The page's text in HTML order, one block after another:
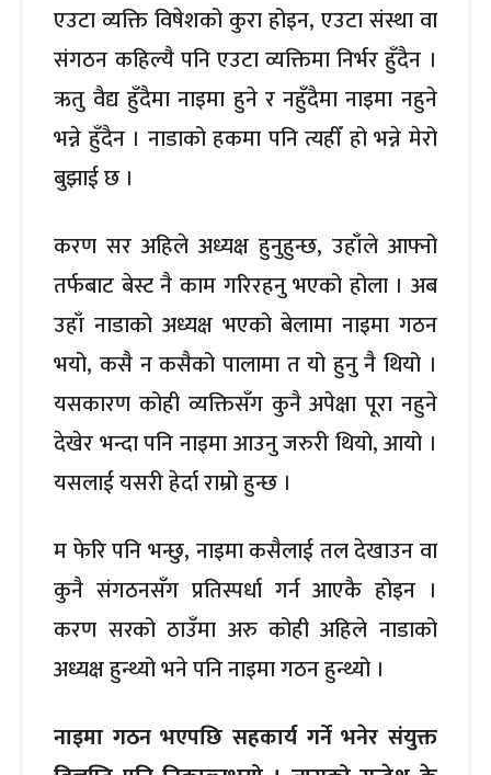
एउटा व्यक्ति विषेशको कुरा होइन, एउटा संस्था वा
संगठन कहिल्यै पनि एउटा व्यक्तिमा निर्भर हुँदैन ।
ऋतु वैद्य हुँदैमा नाइमा हुने र नहुँदैमा नाइमा नहुने
भन्ने हुँदैन । नाडाको हकमा पनि त्यहीँ हो भन्ने मेरो
बुझाई छ ।
करण सर अहिले अध्यक्ष हुनुहुन्छ, उहाँले आफ्नो
तर्फबाट बेस्ट नै काम गरिरहनु भएको होला । अब
उहाँ नाडाको अध्यक्ष भएको बेलामा नाइमा गठन
भयो, कसै न कसैको पालामा त यो हुनु नै थियो ।
यसकारण कोही व्यक्तिसँग कुनै अपेक्षा पूरा नहुने
देखेर भन्दा पनि नाइमा आउनु जरुरी थियो, आयो ।
यसलाई यसरी हेर्दा राम्रो हुन्छ ।
म फेरि पनि भन्छु, नाइमा कसैलाई तल देखाउन वा
कुनै संगठनसँग प्रतिस्पर्धा गर्न आएकै होइन ।
करण सरको ठाउँमा अरु कोही अहिले नाडाको
अध्यक्ष हुन्थ्यो भने पनि नाइमा गठन हुन्थ्यो ।
नाइमा गठन भएपछि सहकार्य गर्ने भनेर संयुक्त